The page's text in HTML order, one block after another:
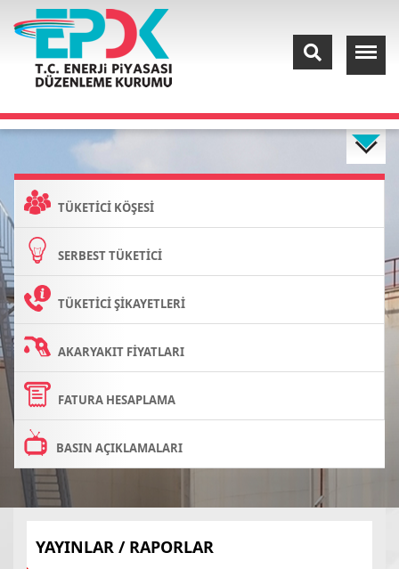
TÜKETİCİ KÖŞESİ
SERBEST TÜKETİCİ
TÜKETİCİ ŞİKAYETLERİ
AKARYAKIT FİYATLARI
FATURA HESAPLAMA
BASIN AÇIKLAMALARI
YAYINLAR / RAPORLAR